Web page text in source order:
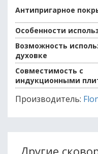
Антипригарное
Особенности
Возможность
духовке
Совместимость с
индукционными
Производитель:
Другие